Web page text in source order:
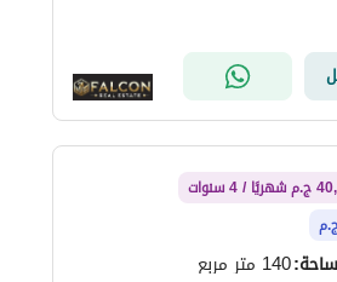
/ 4 سنوات
:140 متر مربع